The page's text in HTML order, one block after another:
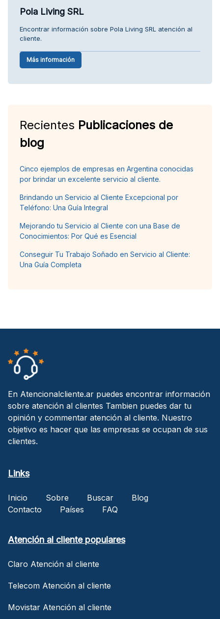
Pola Living SRL
Encontrar información sobre Pola Living SRL atención al
cliente.
Más información
Recientes Publicaciones de
blog
Cinco ejemplos de empresas en Argentina conocidas
por brindar un excelente servicio al cliente.
Brindando un Servicio al Cliente Excepcional por
Teléfono: Una Guía Integral
Mejorando tu Servicio al Cliente con una Base de
Conocimientos: Por Qué es Esencial
Conseguir Tu Trabajo Soñado en Servicio al Cliente:
Una Guía Completa
En Atencionalcliente.ar puedes encontrar información
sobre atención al clientes Tambien puedes dar tu
opinión y commentar atención al cliente. Nuestro
objetivo es hacer que las empresas se ocupan de sus
clientes.
Links
Inicio Sobre Buscar
Blog
Contacto
Países FAQ
Atención al cliente populares
Claro Atención al cliente
Telecom Atención al cliente
Movistar Atención al cliente